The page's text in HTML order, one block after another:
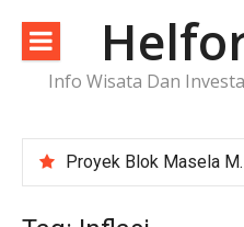
konten
Info Wisata Dan
Proyek Blok Masela